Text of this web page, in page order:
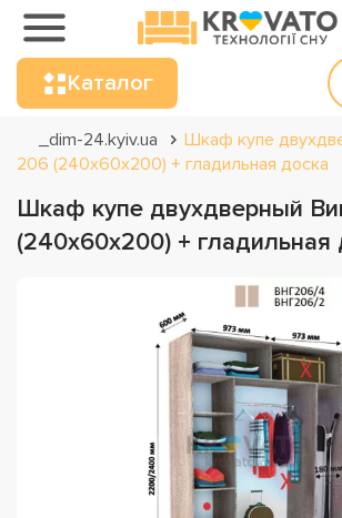
Каталог
_dim-24.kyiv.ua
Шкаф купе
206 (240х60х200) + гладильная доска
Шкаф купе двухдверный
(240х60х200) + гладильная